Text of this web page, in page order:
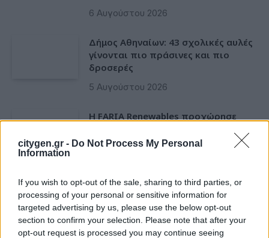
citygen.gr - Do Not Process My Personal
Information
If you wish to opt-out of the sale, sharing to third parties, or
processing of your personal or sensitive information for
targeted advertising by us, please use the below opt-out
section to confirm your selection. Please note that after your
opt-out request is processed you may continue seeing
6 Αυγούστου 2026
Δήμος Αθηναίων: 43 σχολικές αυλές
γίνονται πιο πράσινες και πιο
δροσερές
5 Αυγούστου 2026
Η FARIA Renewables προχώρησε
πάρκου Faria Αίολος Λάρυμνα
ΥΠΕΝ: Διευρύνεται ο κατάλογος των
Προστατευόμενων Τοπίων σε 12
4 Αυγούστου 2026